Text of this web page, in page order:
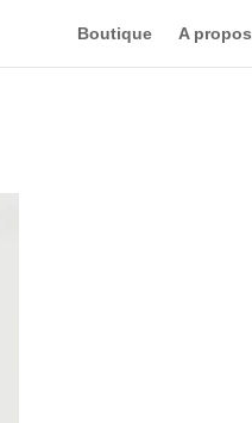
Boutique A propos